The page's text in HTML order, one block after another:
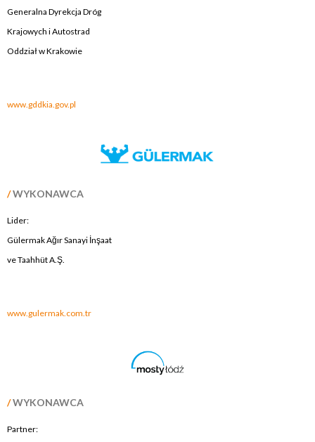
Generalna Dyrekcja Dróg
Krajowych i Autostrad
Oddział w Krakowie
www.gddkia.gov.pl
/WYKONAWCA
Lider:
Gülermak Ağır Sanayi İnşaat
ve Taahhüt A.Ş.
www.gulermak.com.tr
/WYKONAWCA
Partner: